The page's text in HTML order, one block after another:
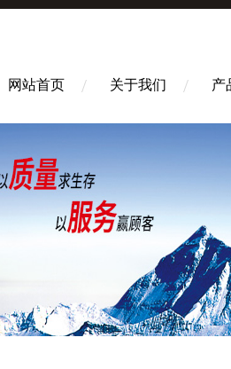
网站首页 关于我们 产